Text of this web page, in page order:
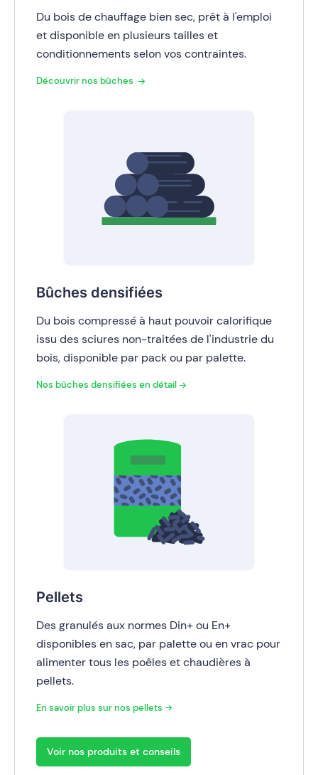
Du bois de chauffage bien sec, prêt à l'emploi
et disponible en plusieurs tailles et
conditionnements selon vos contraintes.
Découvrir nos bûches
Bûches densifiées
Du bois compressé à haut pouvoir calorifique
issu des sciures non-traitées de l'industrie du
bois, disponible par pack ou par palette.
Nos bûches densifiées en détail
Pellets
Des granulés aux normes Din+ ou En+
disponibles en sac, par palette ou en vrac pour
alimenter tous les poêles et chaudières à
pellets.
En savoir plus sur nos pellets
Voir nos produits et conseils